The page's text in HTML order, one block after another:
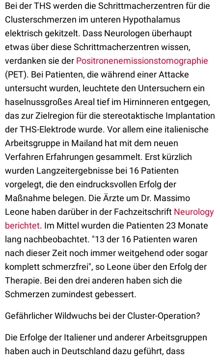
Bei der THS werden die Schrittmacherzentren für die
Clusterschmerzen im unteren Hypothalamus
elektrisch gekitzelt. Dass Neurologen überhaupt
etwas über diese Schrittmacherzentren wissen,
verdanken sie der Positronenemissionstomographie
(PET). Bei Patienten, die während einer Attacke
untersucht wurden, leuchtete den Untersuchern ein
haselnussgroßes Areal tief im Hirninneren entgegen,
das zur Zielregion für die stereotaktische Implantation
der THS-Elektrode wurde. Vor allem eine italienische
Arbeitsgruppe in Mailand hat mit dem neuen
Verfahren Erfahrungen gesammelt. Erst kürzlich
wurden Langzeitergebnisse bei 16 Patienten
vorgelegt, die den eindrucksvollen Erfolg der
Maßnahme belegen. Die Ärzte um Dr. Massimo
Leone haben darüber in der Fachzeitschrift Neurology
berichtet. Im Mittel wurden die Patienten 23 Monate
lang nachbeobachtet. "13 der 16 Patienten waren
nach dieser Zeit noch immer weitgehend oder sogar
komplett schmerzfrei", so Leone über den Erfolg der
Therapie. Bei den drei anderen haben sich die
Schmerzen zumindest gebessert.
Gefährlicher Wildwuchs bei der Cluster-Operation?
Die Erfolge der Italiener und anderer Arbeitsgruppen
haben auch in Deutschland dazu geführt, dass